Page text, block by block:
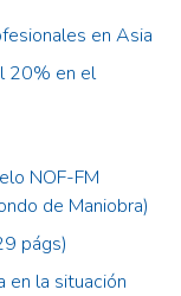
en Asia
20% en el
NOF-FM
de Maniobra)
págs)
en la situación